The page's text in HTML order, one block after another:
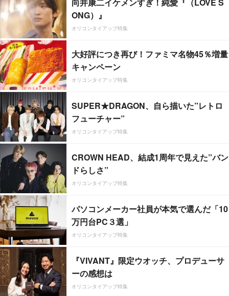
ONG）』
オリコンタイアップ特集
大好評につき再び！ファミマ名物45％増量
キャンペーン
オリコンタイアップ特集
SUPER★DRAGON、自ら描いた”レトロ
フューチャー”
オリコンタイアップ特集
CROWN HEAD、結成1周年で見えた”バン
ドらしさ”
オリコンタイアップ特集
パソコンメーカー社員が本気で選んだ「10
万円台PC３選」
オリコンタイアップ特集
『VIVANT』限定ウオッチ、プロデューサ
ーの感想は
オリコンタイアップ特集